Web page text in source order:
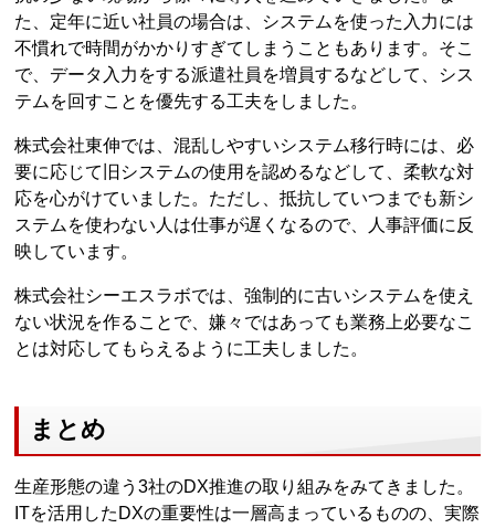
た、定年に近い社員の場合は、システムを使った入力には
不慣れで時間がかかりすぎてしまうこともあります。そこ
で、データ入力をする派遣社員を増員するなどして、シス
テムを回すことを優先する工夫をしました。
株式会社東伸では、混乱しやすいシステム移行時には、必
要に応じて旧システムの使用を認めるなどして、柔軟な対
応を心がけていました。ただし、抵抗していつまでも新シ
ステムを使わない人は仕事が遅くなるので、人事評価に反
映しています。
株式会社シーエスラボでは、強制的に古いシステムを使え
ない状況を作ることで、嫌々ではあっても業務上必要なこ
とは対応してもらえるように工夫しました。
まとめ
生産形態の違う3社のDX推進の取り組みをみてきました。
ITを活用したDXの重要性は一層高まっているものの、実際